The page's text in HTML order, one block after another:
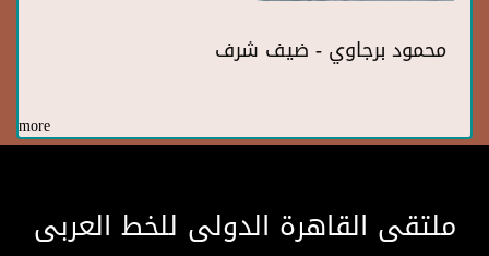
محمود برجاوي - ضيف شرف
more
ملتقى القاهرة الدولى للخط العربى